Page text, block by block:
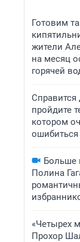
Готовим
жители
на месяц
горячей
пройдите
котором
ошибиться
Больше
Полина
«Четырех
Прохор